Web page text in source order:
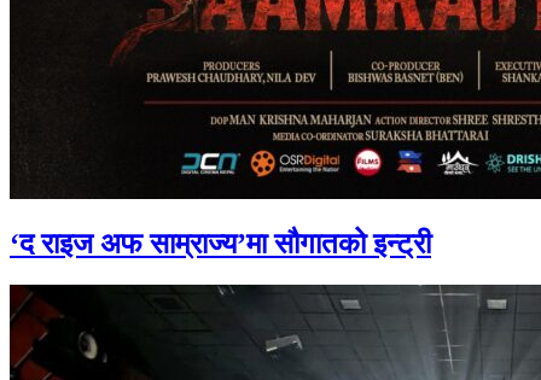
‘द राइज अफ साम्राज्य’मा सौगातको इन्ट्री